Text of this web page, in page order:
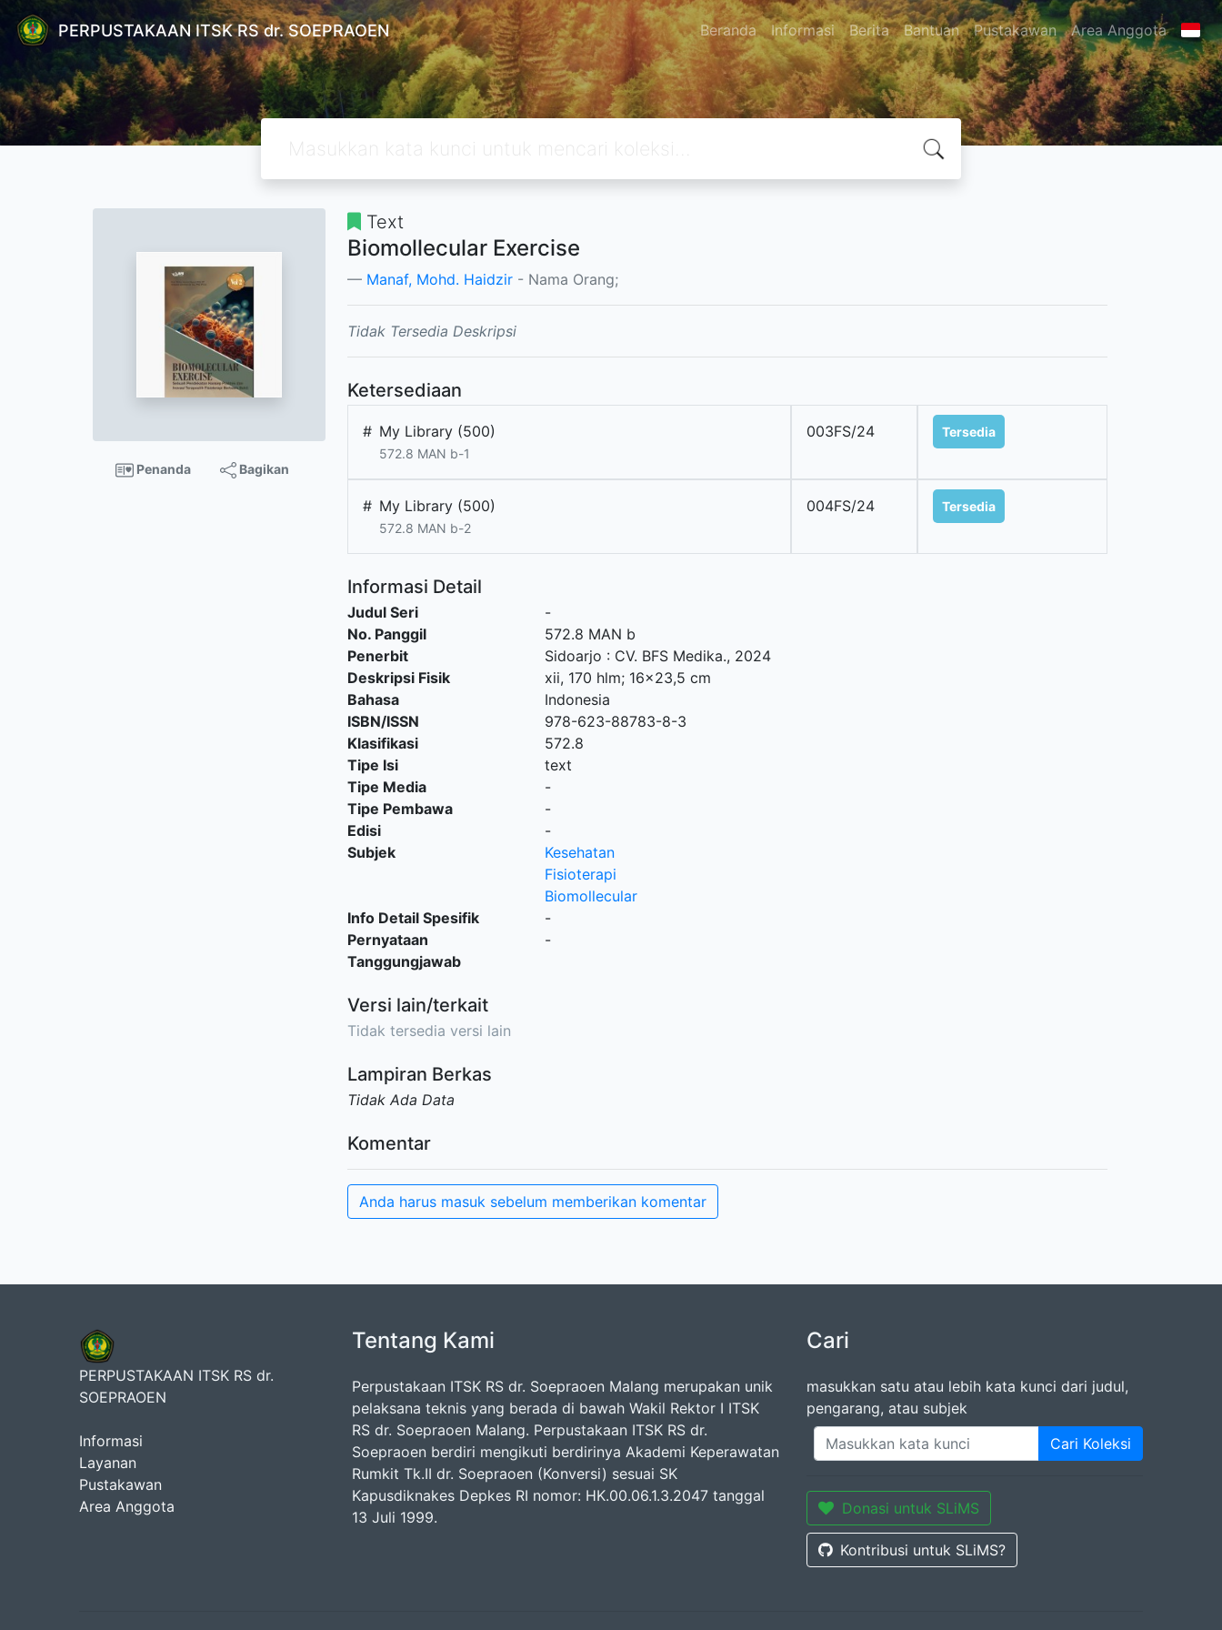
PERPUSTAKAAN ITSK RS dr. SOEPRAOEN Beranda Informasi Berita Bantuan Pustakawan Area Anggota
Penanda Bagikan
Text
Biomollecular Exercise
Manaf, Mohd. Haidzir - Nama Orang;
Tidak Tersedia Deskripsi
Ketersediaan
# My Library (500)
572.8 MAN b-1
003FS/24 Tersedia
# My Library (500)
572.8 MAN b-2
004FS/24 Tersedia
Informasi Detail
Judul Seri
-
No. Panggil
572.8 MAN b
Penerbit
Sidoarjo : CV. BFS Medika., 2024
Deskripsi Fisik
xii, 170 hlm; 16x23,5 cm
Bahasa
Indonesia
ISBN/ISSN
978-623-88783-8-3
Klasifikasi
572.8
Tipe Isi
text
Tipe Media
-
Tipe Pembawa
-
Edisi
-
Subjek
Kesehatan
Fisioterapi
Biomollecular
Info Detail Spesifik
-
Pernyataan
Tanggungjawab
-
Versi lain/terkait
Tidak tersedia versi lain
Lampiran Berkas
Tidak Ada Data
Komentar
Anda harus masuk sebelum memberikan komentar
PERPUSTAKAAN ITSK RS dr.
SOEPRAOEN
Informasi
Layanan
Pustakawan
Area Anggota
Tentang Kami
Perpustakaan ITSK RS dr. Soepraoen Malang merupakan unik
pelaksana teknis yang berada di bawah Wakil Rektor I ITSK
RS dr. Soepraoen Malang. Perpustakaan ITSK RS dr.
Soepraoen berdiri mengikuti berdirinya Akademi Keperawatan
Rumkit Tk.II dr. Soepraoen (Konversi) sesuai SK
Kapusdiknakes Depkes RI nomor: HK.00.06.1.3.2047 tanggal
13 Juli 1999.
Cari
masukkan satu atau lebih kata kunci dari judul,
pengarang, atau subjek
Cari Koleksi
Donasi untuk SLiMS
Kontribusi untuk SLiMS?